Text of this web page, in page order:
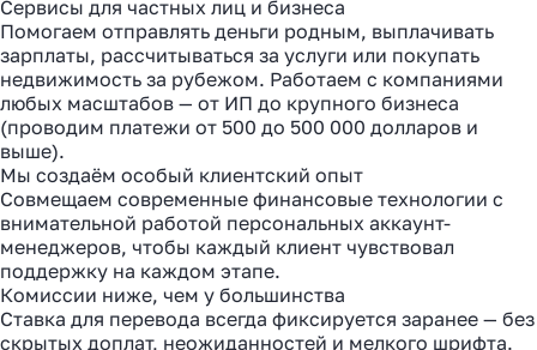
Сервисы для частных лиц и бизнеса
Помогаем отправлять деньги родным, выплачивать
зарплаты, рассчитываться за услуги или покупать
недвижимость за рубежом. Работаем с компаниями
любых масштабов — от ИП до крупного бизнеса
(проводим платежи от 500 до 500 000 долларов и
выше).
Мы создаём особый клиентский опыт
Совмещаем современные финансовые технологии с
внимательной работой персональных аккаунт-
менеджеров, чтобы каждый клиент чувствовал
поддержку на каждом этапе.
Комиссии ниже, чем у большинства
Ставка для перевода всегда фиксируется заранее — без
скрытых доплат, неожиданностей и мелкого шрифта.